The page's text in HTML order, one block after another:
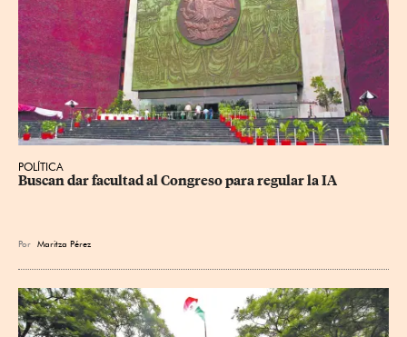
POLÍTICA
Buscan dar facultad al Congreso para regular la IA
Por Maritza Pérez